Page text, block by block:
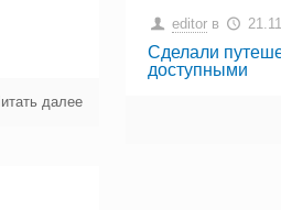
далее
editor в
Сделали
доступными